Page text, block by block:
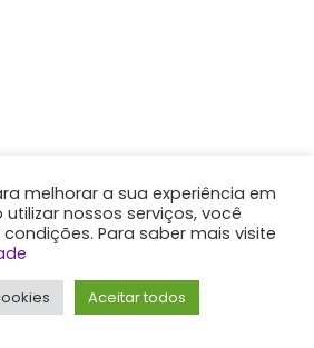
melhorar a sua experiência em
utilizar nossos serviços, você
Para saber mais visite
Aceitar todos